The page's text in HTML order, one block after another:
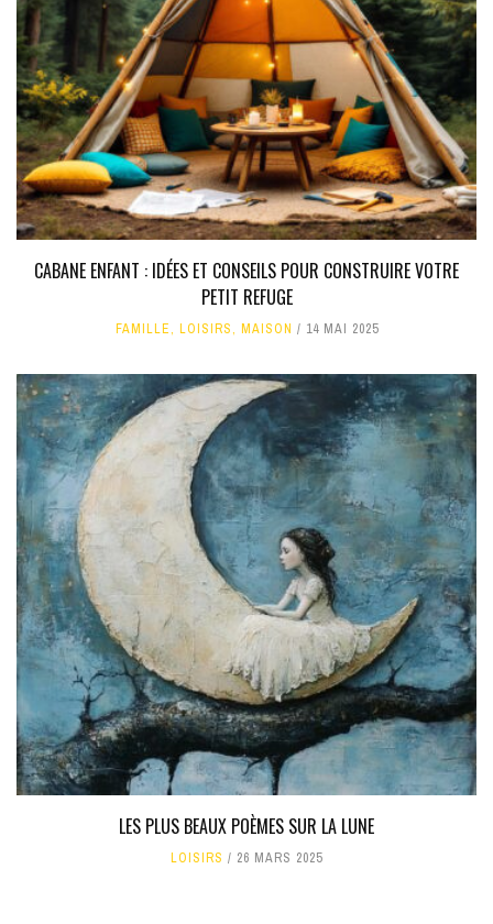
CABANE ENFANT : IDÉES ET CONSEILS POUR CONSTRUIRE VOTRE
PETIT REFUGE
FAMILLE, LOISIRS, MAISON 14 MAI 2025
LES PLUS BEAUX POÈMES SUR LA LUNE
LOISIRS 26 MARS 2025